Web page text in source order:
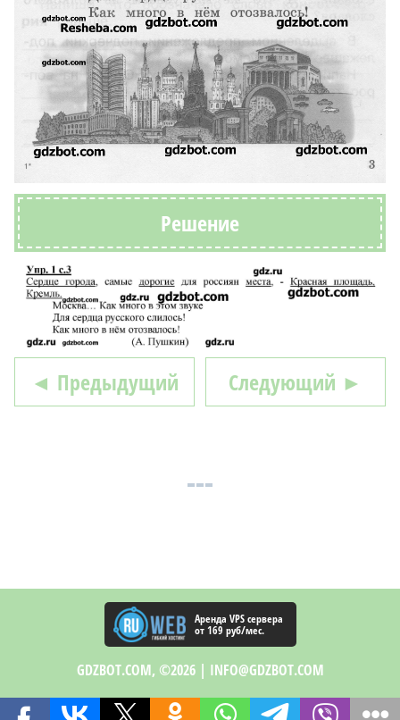
Решение
◄ Предыдущий Следующий ►
Аренда VPS сервера
от 169 руб/мес.
GDZBOT.COM, ©2026 | INFO@GDZBOT.COM